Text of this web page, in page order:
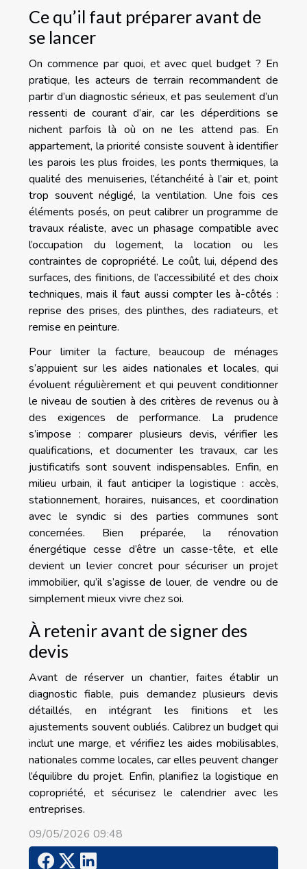
Ce qu’il faut préparer avant de
se lancer
On commence par quoi, et avec quel budget ? En
pratique, les acteurs de terrain recommandent de
partir d’un diagnostic sérieux, et pas seulement d’un
ressenti de courant d’air, car les déperditions se
nichent parfois là où on ne les attend pas. En
appartement, la priorité consiste souvent à identifier
les parois les plus froides, les ponts thermiques, la
qualité des menuiseries, l’étanchéité à l’air et, point
trop souvent négligé, la ventilation. Une fois ces
éléments posés, on peut calibrer un programme de
travaux réaliste, avec un phasage compatible avec
l’occupation du logement, la location ou les
contraintes de copropriété. Le coût, lui, dépend des
surfaces, des finitions, de l’accessibilité et des choix
techniques, mais il faut aussi compter les à-côtés :
reprise des prises, des plinthes, des radiateurs, et
remise en peinture.
Pour limiter la facture, beaucoup de ménages
s’appuient sur les aides nationales et locales, qui
évoluent régulièrement et qui peuvent conditionner
le niveau de soutien à des critères de revenus ou à
des exigences de performance. La prudence
s’impose : comparer plusieurs devis, vérifier les
qualifications, et documenter les travaux, car les
justificatifs sont souvent indispensables. Enfin, en
milieu urbain, il faut anticiper la logistique : accès,
stationnement, horaires, nuisances, et coordination
avec le syndic si des parties communes sont
concernées. Bien préparée, la rénovation
énergétique cesse d’être un casse-tête, et elle
devient un levier concret pour sécuriser un projet
immobilier, qu’il s’agisse de louer, de vendre ou de
simplement mieux vivre chez soi.
À retenir avant de signer des
devis
Avant de réserver un chantier, faites établir un
diagnostic fiable, puis demandez plusieurs devis
détaillés, en intégrant les finitions et les
ajustements souvent oubliés. Calibrez un budget qui
inclut une marge, et vérifiez les aides mobilisables,
nationales comme locales, car elles peuvent changer
l’équilibre du projet. Enfin, planifiez la logistique en
copropriété, et sécurisez le calendrier avec les
entreprises.
09/05/2026 09:48